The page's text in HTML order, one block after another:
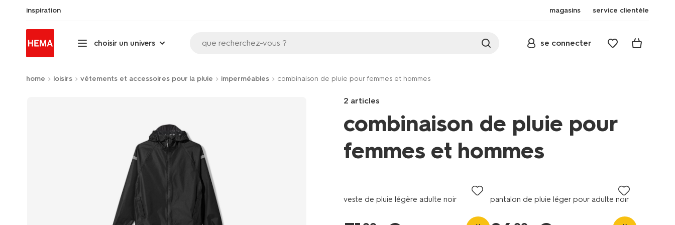
inspiration magasins service clientèle
choisir un univers que recherchez-vous ? se connecter
home loisirs vêtements et accessoires pour la pluie imperméables combinaison de pluie pour femmes et hommes
2 articles
combinaison de pluie pour
femmes et hommes
temps-
veste de pluie légère adulte noir pantalon de pluie léger pour adulte noir